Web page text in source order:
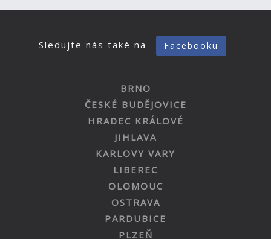
Sledujte nás také na Facebooku
BRNO
ČESKÉ BUDĚJOVICE
HRADEC KRÁLOVÉ
JIHLAVA
KARLOVY VARY
LIBEREC
OLOMOUC
OSTRAVA
PARDUBICE
PLZEŇ